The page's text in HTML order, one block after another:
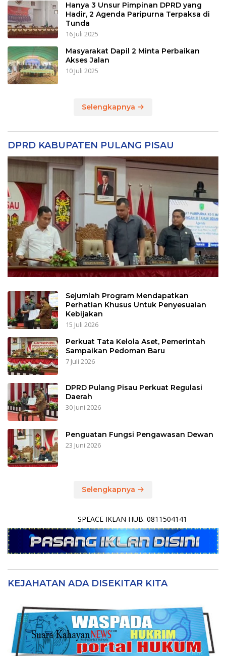
Hanya 3 Unsur Pimpinan DPRD yang
Hadir, 2 Agenda Paripurna Terpaksa di
Tunda
16 Juli 2025
Masyarakat Dapil 2 Minta Perbaikan
Akses Jalan
10 Juli 2025
Selengkapnya
DPRD KABUPATEN PULANG PISAU
Sejumlah Program Mendapatkan
Perhatian Khusus Untuk Penyesuaian
Kebijakan
15 Juli 2026
Perkuat Tata Kelola Aset, Pemerintah
Sampaikan Pedoman Baru
7 Juli 2026
DPRD Pulang Pisau Perkuat Regulasi
Daerah
30 Juni 2026
Penguatan Fungsi Pengawasan Dewan
23 Juni 2026
Selengkapnya
SPEACE IKLAN HUB. 0811504141
KEJAHATAN ADA DISEKITAR KITA